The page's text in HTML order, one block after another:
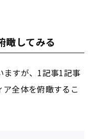
してみる
ますが、1記事1記事
全体を俯瞰するこ